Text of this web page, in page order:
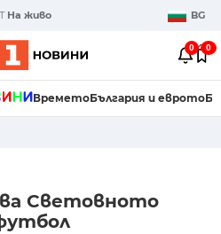
На живо BG
0 0
ВреметоБългария и еврото
Световното